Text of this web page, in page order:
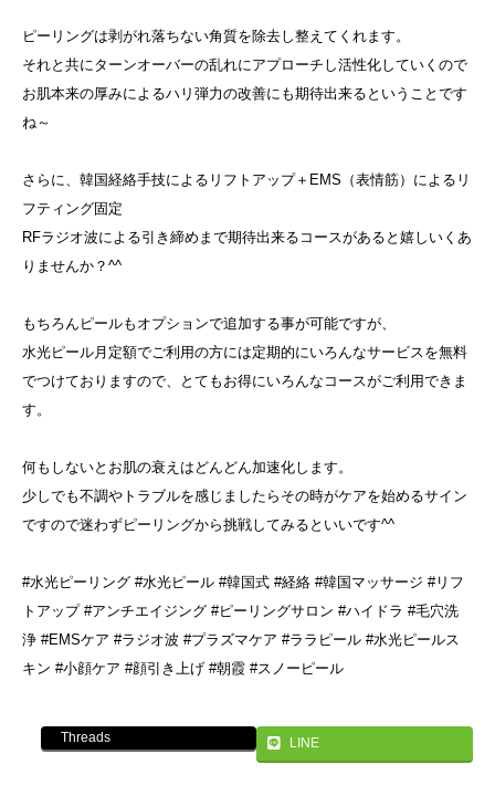
ピーリングは剥がれ落ちない角質を除去し整えてくれます。
それと共にターンオーバーの乱れにアプローチし活性化していくので
お肌本来の厚みによるハリ弾力の改善にも期待出来るということです
ね～
さらに、韓国経絡手技によるリフトアップ＋EMS（表情筋）によるリ
フティング固定
RFラジオ波による引き締めまで期待出来るコースがあると嬉しいくあ
りませんか？^^
もちろんピールもオプションで追加する事が可能ですが、
水光ピール月定額でご利用の方には定期的にいろんなサービスを無料
でつけておりますので、とてもお得にいろんなコースがご利用できま
す。
何もしないとお肌の衰えはどんどん加速化します。
少しでも不調やトラブルを感じましたらその時がケアを始めるサイン
ですので迷わずピーリングから挑戦してみるといいです^^
#水光ピーリング #水光ピール #韓国式 #経絡 #韓国マッサージ #リフ
トアップ #アンチエイジング #ピーリングサロン #ハイドラ #毛穴洗
浄 #EMSケア #ラジオ波 #プラズマケア #ララピール #水光ピールス
キン #小顔ケア #顔引き上げ #朝霞 #スノーピール
Threads LINE